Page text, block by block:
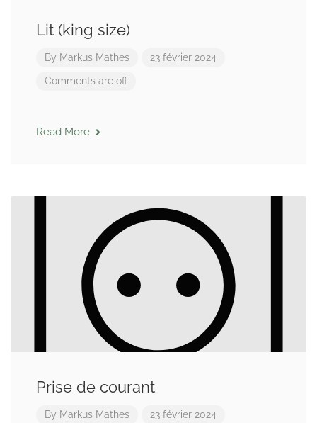
Lit (king size)
By Markus Mathes 23 février 2024
Comments are off
Read More
Prise de courant
By Markus Mathes 23 février 2024